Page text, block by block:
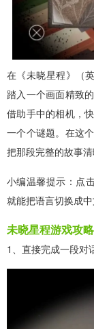
在《未晓星程》（
踏入一个画面精致
借助手中的相机，
一个个谜题。在这
把那段完整的故事清
小编温馨提示：点
就能把语言切换成
未晓星程游戏攻略
1、直接完成一段对